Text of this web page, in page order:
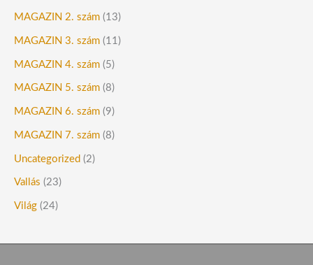
MAGAZIN 2. szám (13)
MAGAZIN 3. szám (11)
MAGAZIN 4. szám (5)
MAGAZIN 5. szám (8)
MAGAZIN 6. szám (9)
MAGAZIN 7. szám (8)
Uncategorized (2)
Vallás (23)
Világ (24)